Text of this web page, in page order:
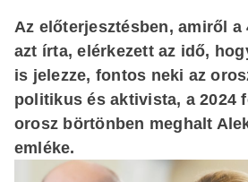
Az előterjesztésben, amiről a
azt írta, elérkezett az idő,
is jelezze, fontos neki az
politikus és aktivista, a 2024
orosz börtönben meghalt
emléke.